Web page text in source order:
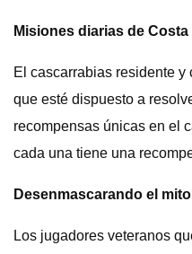
Misiones diarias de
El cascarrabias residente
que esté dispuesto a
recompensas únicas en el
cada una tiene una
Desenmascarando el mito
Los jugadores veteranos